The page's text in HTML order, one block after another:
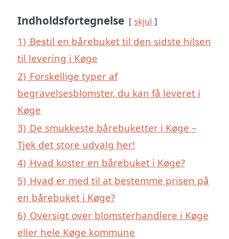
Indholdsfortegnelse skjul
1) Bestil en bårebuket til den sidste hilsen
til levering i Køge
2) Forskellige typer af
begravelsesblomster, du kan få leveret i
Køge
3) De smukkeste bårebuketter i Køge –
Tjek det store udvalg her!
4) Hvad koster en bårebuket i Køge?
5) Hvad er med til at bestemme prisen på
en bårebuket i Køge?
6) Oversigt over blomsterhandlere i Køge
eller hele Køge kommune